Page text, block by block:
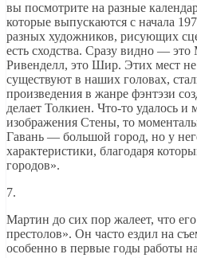
вы посмотрите на разные
которые выпускаются с начала
разных художников, рисующих
есть сходства. Сразу видно —
Ривенделл, это Шир. Этих мест не
существуют в наших головах,
произведения в жанре фэнтэзи
делает Толкиен. Что-то удалось и
изображения Стены, то
Гавань — большой город, но у
характеристики, благодаря
городов».
7.
Мартин до сих пор жалеет, что
престолов». Он часто ездил на
особенно в первые годы работы